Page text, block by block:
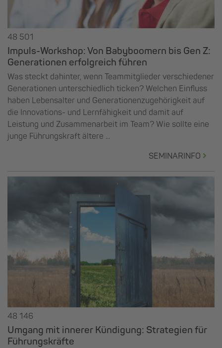
48 501
Impuls-Workshop: Von Babyboomern bis Gen Z:
Generationen erfolgreich führen
Was steckt dahinter, wenn Teammitglieder verschiedener
Generationen unterschiedlich ticken? Welchen Einfluss
haben Lebensalter und Generationenzugehörigkeit auf
die Innovations- und Lernfähigkeit und damit auf
Leistung und Zusammenarbeit im Team? Wie sollte eine
junge Führungskraft ältere ...
SEMINARINFO
48 146
Umgang mit innerer Kündigung: Strategien für
Führungskräfte